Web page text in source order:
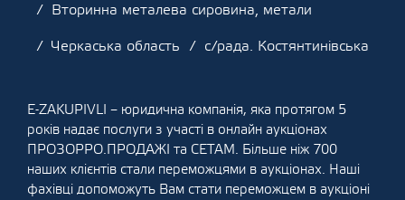
Вторинна металева сировина, метали
Черкаська область
с/рада. Костянтинівська
E-ZAKUPIVLI – юридична компанія, яка протягом 5
років надає послуги з участі в онлайн аукціонах
ПРОЗОРРО.ПРОДАЖІ та СЕТАМ. Більше ніж 700
наших клієнтів стали переможцями в аукціонах. Наші
фахівці допоможуть Вам стати переможцем в аукціоні